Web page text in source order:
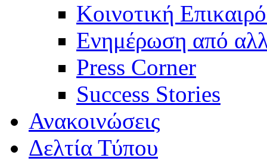
Κοινοτική
Ενημέρωση από
Press Corner
Success Stories
Ανακοινώσεις
Δελτία Τύπου